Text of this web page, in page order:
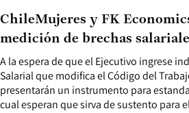
A la espera de que el Ejecutivo ingrese
Salarial que modifica el Código del
presentarán un instrumento para
cual esperan que sirva de sustento para
ChileMujeres y FK
medición de brechas